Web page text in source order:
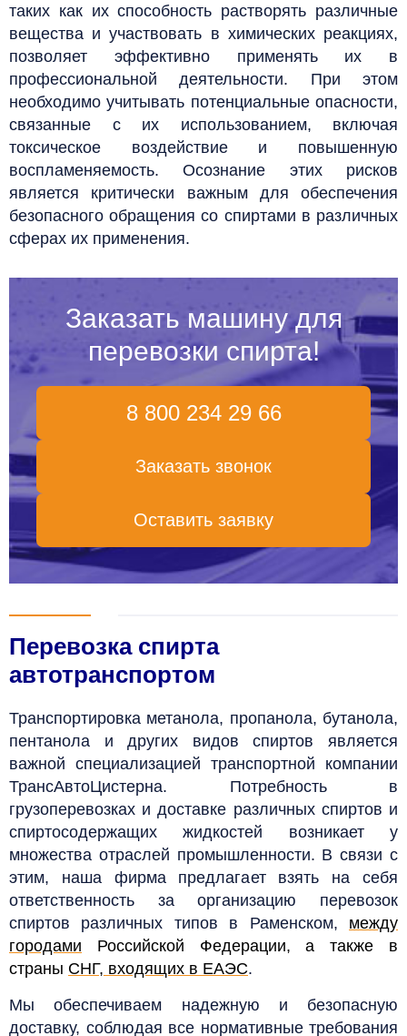
таких как их способность растворять различные
вещества и участвовать в химических реакциях,
позволяет эффективно применять их в
профессиональной деятельности. При этом
необходимо учитывать потенциальные опасности,
связанные с их использованием, включая
токсическое воздействие и повышенную
воспламеняемость. Осознание этих рисков
является критически важным для обеспечения
безопасного обращения со спиртами в различных
сферах их применения.
Заказать машину для
перевозки спирта!
8 800 234 29 66
Заказать звонок
Оставить заявку
Перевозка спирта
автотранспортом
Транспортировка метанола, пропанола, бутанола,
пентанола и других видов спиртов является
важной специализацией транспортной компании
ТрансАвтоЦистерна. Потребность в
грузоперевозках и доставке различных спиртов и
спиртосодержащих жидкостей возникает у
множества отраслей промышленности. В связи с
этим, наша фирма предлагает взять на себя
ответственность за организацию перевозок
спиртов различных типов в Раменском,
между
городами Российской Федерации, а также в
страны СНГ, входящих в ЕАЭС.
Мы обеспечиваем надежную и безопасную
доставку, соблюдая все нормативные требования